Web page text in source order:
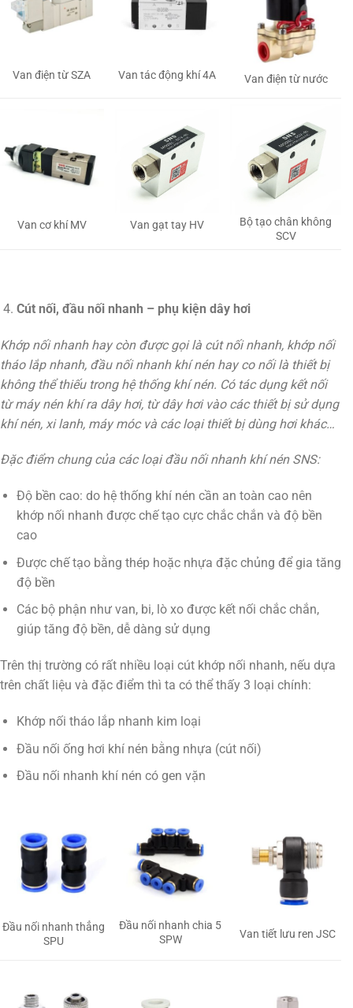
Van điện từ SZA Van tác động khí 4A Van điện từ nước
Van cơ khí MV Van gạt tay HV
Bộ tạo chân không
SCV
Cút nối, đầu nối nhanh – phụ kiện dây hơi
Khớp nối nhanh hay còn được gọi là cút nối nhanh, khớp nối
tháo lắp nhanh, đầu nối nhanh khí nén hay co nối là thiết bị
không thể thiếu trong hệ thống khí nén. Có tác dụng kết nối
từ máy nén khí ra dây hơi, từ dây hơi vào các thiết bị sử dụng
khí nén, xi lanh, máy móc và các loại thiết bị dùng hơi khác…
Đặc điểm chung của các loại đầu nối nhanh khí nén SNS:
Độ bền cao: do hệ thống khí nén cần an toàn cao nên
khớp nối nhanh được chế tạo cực chắc chắn và độ bền
cao
Được chế tạo bằng thép hoặc nhựa đặc chủng để gia tăng
độ bền
Các bộ phận như van, bi, lò xo được kết nối chắc chắn,
giúp tăng độ bền, dễ dàng sử dụng
Trên thị trường có rất nhiều loại cút khớp nối nhanh, nếu dựa
trên chất liệu và đặc điểm thì ta có thể thấy 3 loại chính:
Khớp nối tháo lắp nhanh kim loại
Đầu nối ống hơi khí nén bằng nhựa (cút nối)
Đầu nối nhanh khí nén có gen vặn
Đầu nối nhanh thẳng
SPU
Đầu nối nhanh chia 5
SPW
Van tiết lưu ren JSC